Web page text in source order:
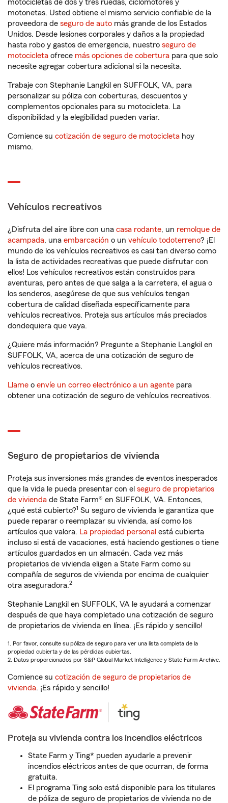
motocicletas de dos y tres ruedas, ciclomotores y
motonetas. Usted obtiene el mismo servicio confiable de la
proveedora de seguro de auto más grande de los Estados
Unidos. Desde lesiones corporales y daños a la propiedad
hasta robo y gastos de emergencia, nuestro seguro de
motocicleta ofrece más opciones de cobertura para que solo
necesite agregar cobertura adicional si la necesita.
Trabaje con Stephanie Langkil en SUFFOLK, VA, para
personalizar su póliza con coberturas, descuentos y
complementos opcionales para su motocicleta. La
disponibilidad y la elegibilidad pueden variar.
Comience su cotización de seguro de motocicleta hoy
mismo.
Vehículos recreativos
¿Disfruta del aire libre con una casa rodante, un remolque de
acampada, una embarcación o un vehículo todoterreno? ¡El
mundo de los vehículos recreativos es casi tan diverso como
la lista de actividades recreativas que puede disfrutar con
ellos! Los vehículos recreativos están construidos para
aventuras, pero antes de que salga a la carretera, el agua o
los senderos, asegúrese de que sus vehículos tengan
cobertura de calidad diseñada específicamente para
vehículos recreativos. Proteja sus artículos más preciados
dondequiera que vaya.
¿Quiere más información? Pregunte a Stephanie Langkil en
SUFFOLK, VA, acerca de una cotización de seguro de
vehículos recreativos.
Llame o envíe un correo electrónico a un agente para
obtener una cotización de seguro de vehículos recreativos.
Seguro de propietarios de vivienda
Proteja sus inversiones más grandes de eventos inesperados
que la vida le pueda presentar con el seguro de propietarios
de vivienda de State Farm® en SUFFOLK, VA. Entonces,
¿qué está cubierto?1 Su seguro de vivienda le garantiza que
puede reparar o reemplazar su vivienda, así como los
artículos que valora. La propiedad personal está cubierta
incluso si está de vacaciones, está haciendo gestiones o tiene
artículos guardados en un almacén. Cada vez más
propietarios de vivienda eligen a State Farm como su
compañía de seguros de vivienda por encima de cualquier
otra aseguradora.2
Stephanie Langkil en SUFFOLK, VA le ayudará a comenzar
después de que haya completado una cotización de seguro
de propietarios de vivienda en línea. ¡Es rápido y sencillo!
1. Por favor, consulte su póliza de seguro para ver una lista completa de la
propiedad cubierta y de las pérdidas cubiertas.
2. Datos proporcionados por S&P Global Market Intelligence y State Farm Archive.
Comience su cotización de seguro de propietarios de
vivienda. ¡Es rápido y sencillo!
Proteja su vivienda contra los incendios eléctricos
State Farm y Ting* pueden ayudarle a prevenir
incendios eléctricos antes de que ocurran, de forma
gratuita.
El programa Ting solo está disponible para los titulares
de póliza de seguro de propietarios de vivienda no de